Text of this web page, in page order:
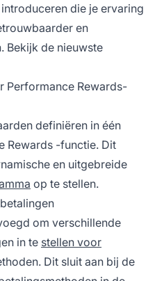
die je ervaring
en
Bekijk de nieuwste
Performance Rewards-
definiëren in één
Rewards -functie. Dit
en uitgebreide
op te stellen.
om verschillende
in te stellen voor
Dit sluit aan bij de